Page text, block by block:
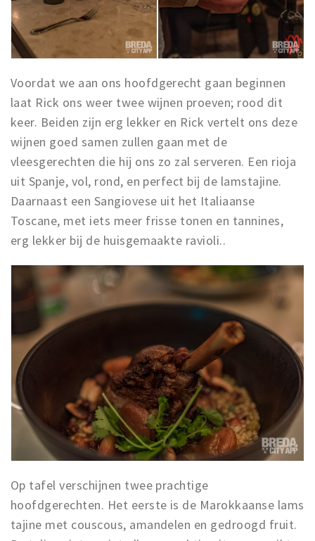
Voordat we aan ons hoofdgerecht gaan beginnen
laat Rick ons weer twee wijnen proeven; rood dit
keer. Beiden zijn erg lekker en Rick vertelt ons deze
wijnen goed samen zullen gaan met de
vleesgerechten die hij ons zo zal serveren. Een rioja
uit Spanje, vol, rond, en perfect bij de lamstajine.
Daarnaast een Sangiovese uit het Italiaanse
Toscane, met iets meer frisse tonen en tannines,
erg lekker bij de huisgemaakte ravioli..
Op tafel verschijnen twee prachtige
hoofdgerechten. Het eerste is de Marokkaanse lams
tajine met couscous, amandelen en gedroogd fruit.